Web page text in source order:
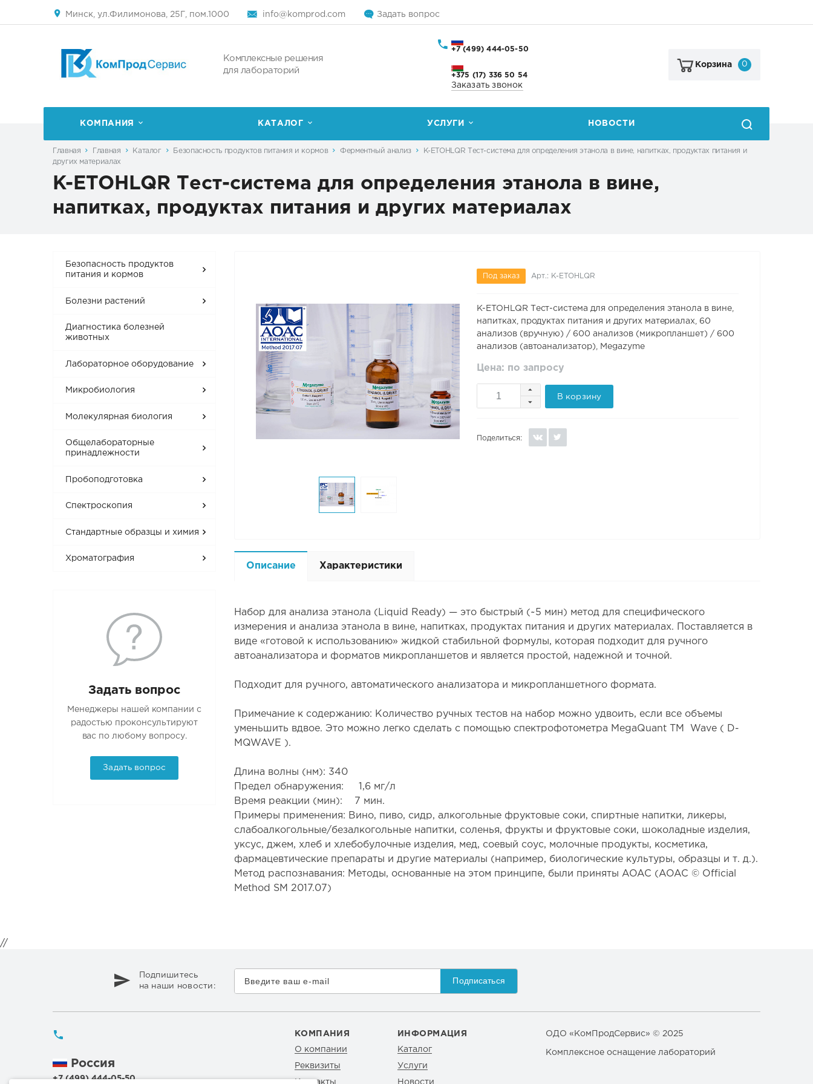
Минск, ул.Филимонова, 25Г, пом.1000 info@komprod.com Задать вопрос
Комплексные решения
для лабораторий
+7 (499) 444-05-50
+375 (17) 336 50 54
Заказать звонок
Корзина 0
КОМПАНИЯ КАТАЛОГ УСЛУГИ НОВОСТИ
Главная Главная Каталог Безопасность продуктов питания и кормов Ферментный анализ
K-ETOHLQR Тест-система для определения этанола в вине, напитках, продуктах питания и
других материалах
K-ETOHLQR Тест-система для определения этанола в вине,
напитках, продуктах питания и других материалах
Безопасность продуктов
питания и кормов
Болезни растений
Диагностика болезней
животных
Лабораторное оборудование
Микробиология
Молекулярная биология
Общелабораторные
принадлежности
Пробоподготовка
Спектроскопия
Стандартные образцы и химия
Хроматография
Задать вопрос
Менеджеры нашей компании с
радостью проконсультируют
вас по любому вопросу.
Задать вопрос
Под заказ Арт.: K-ETOHLQR
K-ETOHLQR Тест-система для определения этанола в вине,
напитках, продуктах питания и других материалах, 60
анализов (вручную) / 600 анализов (микропланшет) / 600
анализов (автоанализатор), Megazyme
Цена: по запросу
В корзину
Поделиться:
Описание Характеристики
Набор для анализа этанола (Liquid Ready) — это быстрый (~5 мин) метод для специфического
измерения и анализа этанола в вине, напитках, продуктах питания и других материалах. Поставляется в
виде «готовой к использованию» жидкой стабильной формулы, которая подходит для ручного
автоанализатора и форматов микропланшетов и является простой, надежной и точной.
Подходит для ручного, автоматического анализатора и микропланшетного формата.
Примечание к содержанию: Количество ручных тестов на набор можно удвоить, если все объемы
уменьшить вдвое. Это можно легко сделать с помощью спектрофотометра MegaQuant TM Wave ( D-
MQWAVE ).
Длина волны (нм): 340
Предел обнаружения: 1,6 мг/л
Время реакции (мин): 7 мин.
Примеры применения: Вино, пиво, сидр, алкогольные фруктовые соки, спиртные напитки, ликеры,
слабоалкогольные/безалкогольные напитки, соленья, фрукты и фруктовые соки, шоколадные изделия,
уксус, джем, хлеб и хлебобулочные изделия, мед, соевый соус, молочные продукты, косметика,
фармацевтические препараты и другие материалы (например, биологические культуры, образцы и т. д.).
Метод распознавания: Методы, основанные на этом принципе, были приняты AOAC (AOAC © Official
Method SM 2017.07)
//
Подпишитесь
на наши новости:
Подписаться
Россия
+7 (499) 444-05-50
КОМПАНИЯ
О компании
Реквизиты
Контакты
ИНФОРМАЦИЯ
Каталог
Услуги
Новости
ОДО «КомПродСервис» © 2025
Комплексное оснащение лабораторий